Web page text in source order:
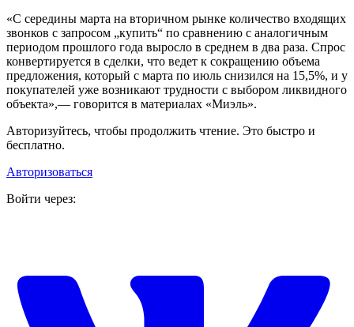
«С середины марта на вторичном рынке количество входящих
звонков с запросом „купить“ по сравнению с аналогичным
периодом прошлого года выросло в среднем в два раза. Спрос
конвертируется в сделки, что ведет к сокращению объема
предложения, который с марта по июль снизился на 15,5%, и у
покупателей уже возникают трудности с выбором ликвидного
объекта»,— говорится в материалах «Миэль».
Авторизуйтесь, чтобы продолжить чтение. Это быстро и
бесплатно.
Авторизоваться
Войти через: